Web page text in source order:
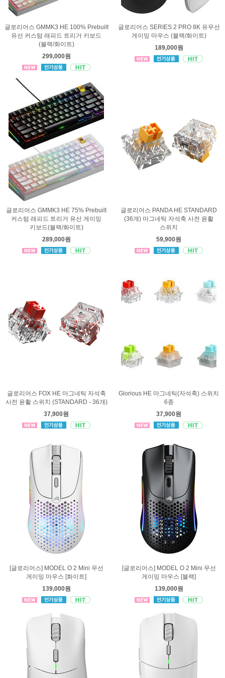
글로리어스 GMMK3 HE 100% Prebuilt
유선 커스텀 래피드 트리거 키보드
(블랙/화이트)
299,000원
글로리어스 SERIES 2 PRO 8K 유무선
게이밍 마우스 (블랙/화이트)
189,000원
글로리어스 GMMK3 HE 75% Prebuilt
커스텀 래피드 트리거 유선 게이밍
키보드(블랙/화이트)
289,000원
글로리어스 PANDA HE STANDARD
(36개) 마그네틱 자석축 사전 윤활
스위치
59,900원
글로리어스 FOX HE 마그네틱 자석축
사전 윤활 스위치 (STANDARD - 36개)
37,900원
Glorious HE 마그네틱(자석축) 스위치
6종
37,900원
[글로리어스] MODEL O 2 Mini 무선
게이밍 마우스 [화이트]
139,000원
[글로리어스] MODEL O 2 Mini 무선
게이밍 마우스 [블랙]
139,000원